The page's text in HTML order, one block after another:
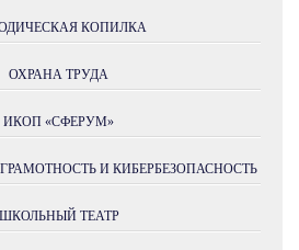
КОПИЛКА
ОХРАНА ТРУДА
ИКОП «СФЕРУМ»
И КИБЕРБЕЗОПАСНОСТЬ
ШКОЛЬНЫЙ ТЕАТР